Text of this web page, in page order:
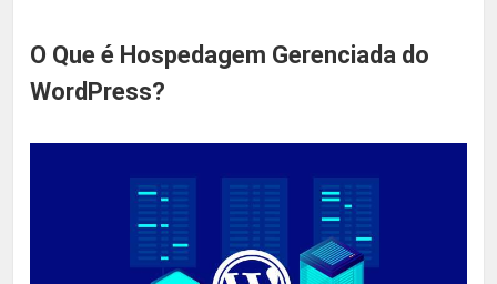
O Que é Hospedagem Gerenciada do
WordPress?